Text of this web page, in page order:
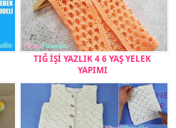
TIĞ İŞİ YAZLIK 4 6 YAŞ YELEK
YAPIMI